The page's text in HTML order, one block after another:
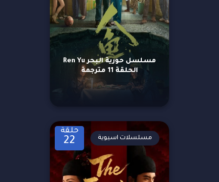
مسلسل حورية البحر Ren Yu
الحلقة 11 مترجمة
حلقة
22 مسلسلات اسيوية